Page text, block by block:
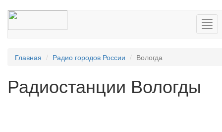
Главная Радио городов России Вологда
Радиостанции Вологды